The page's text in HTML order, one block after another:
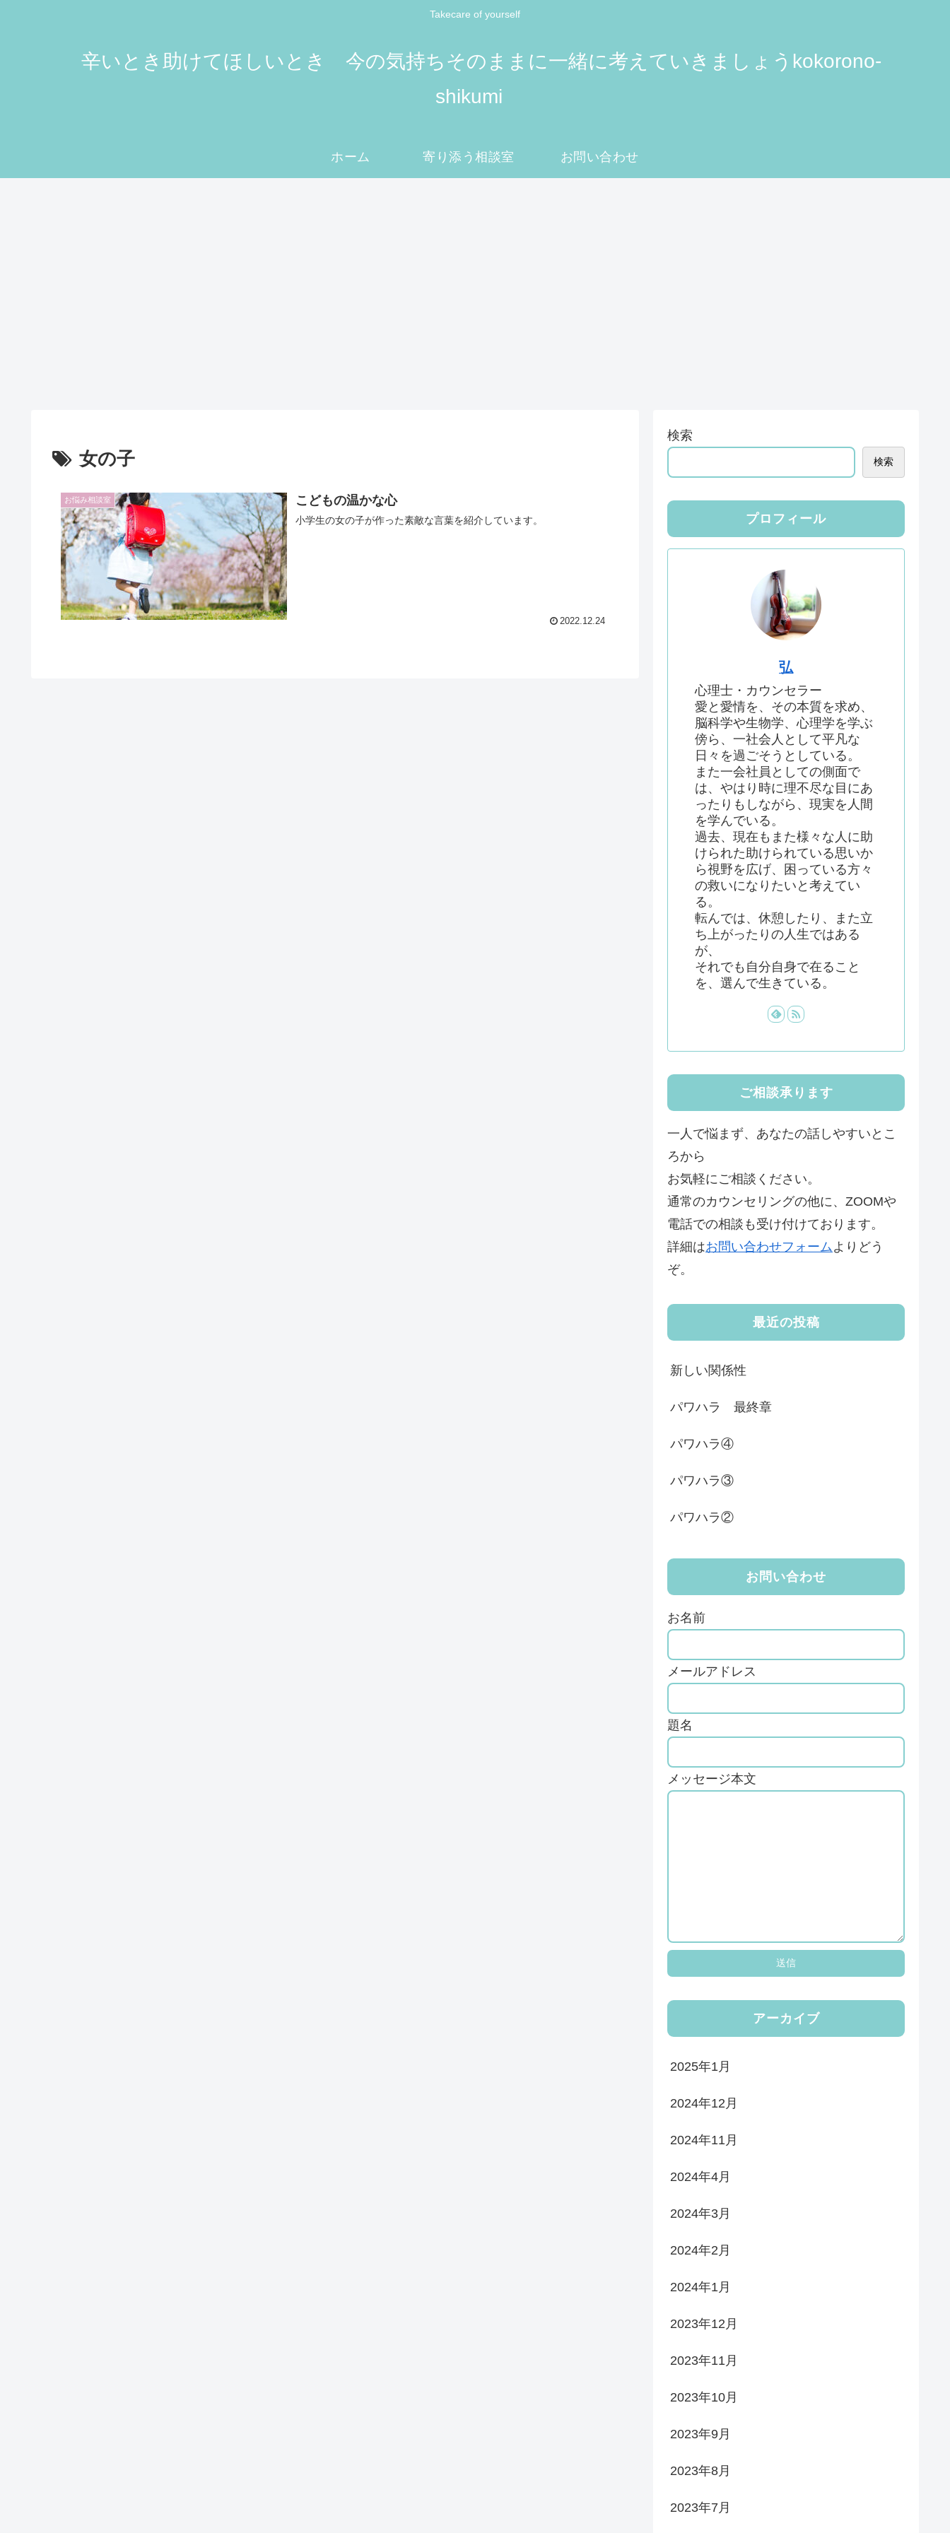
Takecare of yourself
辛いとき助けてほしいとき 今の気持ちそのままに一緒に考えていきましょうkokorono-
shikumi
ホーム 寄り添う相談室 お問い合わせ
女の子
お悩み相談室 こどもの温かな心
小学生の女の子が作った素敵な言葉を紹介しています。
2022.12.24
検索
検索
プロフィール
弘
心理士・カウンセラー
愛と愛情を、その本質を求め、
脳科学や生物学、心理学を学ぶ
傍ら、一社会人として平凡な
日々を過ごそうとしている。
また一会社員としての側面で
は、やはり時に理不尽な目にあ
ったりもしながら、現実を人間
を学んでいる。
過去、現在もまた様々な人に助
けられた助けられている思いか
ら視野を広げ、困っている方々
の救いになりたいと考えてい
る。
転んでは、休憩したり、また立
ち上がったりの人生ではある
が、
それでも自分自身で在ること
を、選んで生きている。
ご相談承ります
一人で悩まず、あなたの話しやすいとこ
ろから
お気軽にご相談ください。
通常のカウンセリングの他に、ZOOMや
電話での相談も受け付けております。
詳細はお問い合わせフォームよりどう
ぞ。
最近の投稿
新しい関係性
パワハラ 最終章
パワハラ④
パワハラ③
パワハラ②
お問い合わせ
お名前
メールアドレス
題名
メッセージ本文
アーカイブ
2025年1月
2024年12月
2024年11月
2024年4月
2024年3月
2024年2月
2024年1月
2023年12月
2023年11月
2023年10月
2023年9月
2023年8月
2023年7月